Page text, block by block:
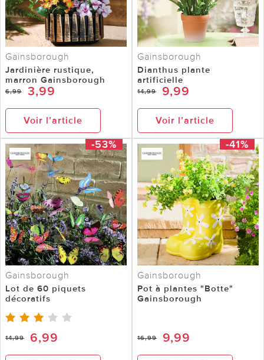
Gainsborough
Jardinière rustique,
marron Gainsborough
6,99 3,99
Voir l’article
Gainsborough
Dianthus plante
artificielle
14,99 9,99
Voir l’article
-53%
Gainsborough
Lot de 60 piquets
décoratifs
14,99 6,99
-41%
Gainsborough
Pot à plantes "Botte"
Gainsborough
16,99 9,99